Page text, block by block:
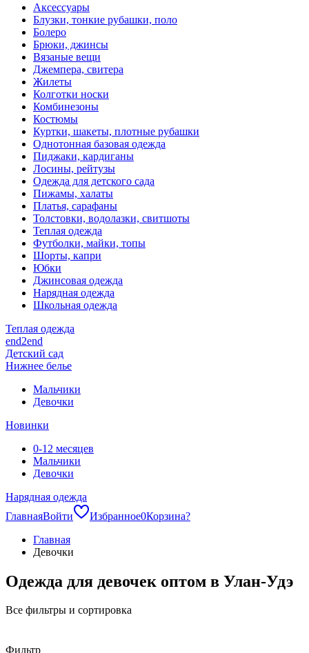
Аксессуары
Блузки, тонкие рубашки, поло
Болеро
Брюки, джинсы
Вязаные вещи
Джемпера, свитера
Жилеты
Колготки носки
Комбинезоны
Костюмы
Куртки, шакеты, плотные рубашки
Однотонная базовая одежда
Пиджаки, кардиганы
Лосины, рейтузы
Одежда для детского сада
Пижамы, халаты
Платья, сарафаны
Толстовки, водолазки, свитшоты
Теплая одежда
Футболки, майки, топы
Шорты, капри
Юбки
Джинсовая одежда
Нарядная одежда
Школьная одежда
Теплая одежда
end2end
Детский сад
Нижнее белье
Мальчики
Девочки
Новинки
0-12 месяцев
Мальчики
Девочки
Нарядная одежда
ГлавнаяВойти Избранное0Корзина?
Главная
Девочки
Одежда для девочек оптом в Улан-Удэ
Все фильтры и сортировка
Фильтр